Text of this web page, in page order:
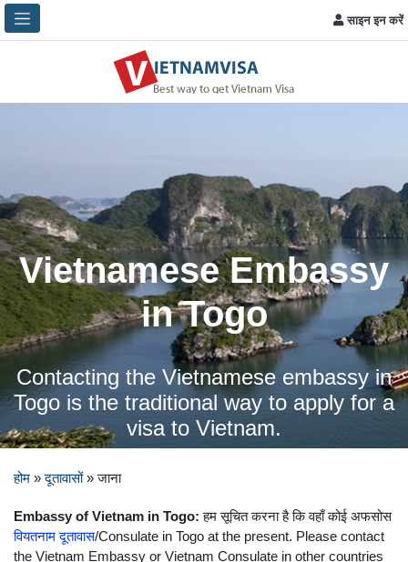
साइन इन करें
Vietnamese Embassy
in Togo
Contacting the Vietnamese embassy in
Togo is the traditional way to apply for a
visa to Vietnam.
होम »दूतावासों»जाना
Embassy of Vietnam in Togo: हम सूचित करना है कि वहाँ कोई अफसोस
वियतनाम दूतावास/Consulate in Togo at the present. Please contact
the Vietnam Embassy or Vietnam Consulate in other countries